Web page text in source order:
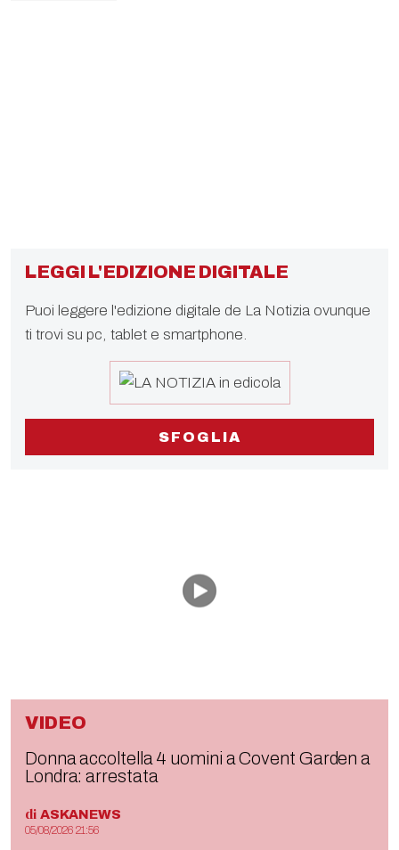
LEGGI L'EDIZIONE DIGITALE
Puoi leggere l'edizione digitale de La Notizia ovunque
ti trovi su pc, tablet e smartphone.
SFOGLIA
VIDEO
Donna accoltella 4 uomini a Covent Garden a
Londra: arrestata
di ASKANEWS
05/08/2026 21:56